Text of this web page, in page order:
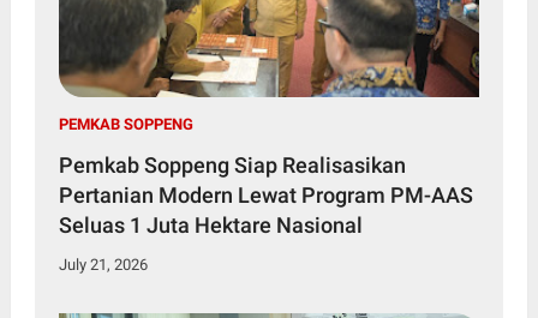
PEMKAB SOPPENG
Pemkab Soppeng Siap Realisasikan
Pertanian Modern Lewat Program PM-AAS
Seluas 1 Juta Hektare Nasional
July 21, 2026